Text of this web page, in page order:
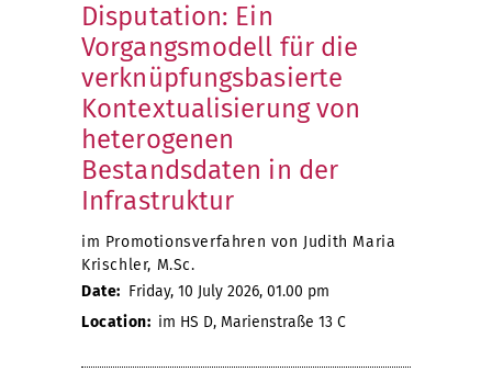
Disputation: Ein
Vorgangsmodell für die
verknüpfungsbasierte
Kontextualisierung von
heterogenen
Bestandsdaten in der
Infrastruktur
im Promotionsverfahren von Judith Maria
Krischler, M.Sc.
Date: Friday, 10 July 2026, 01.00 pm
Location: im HS D, Marienstraße 13 C